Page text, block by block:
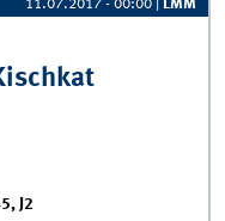
11.07.2017 - 00:00 LMM
, J2